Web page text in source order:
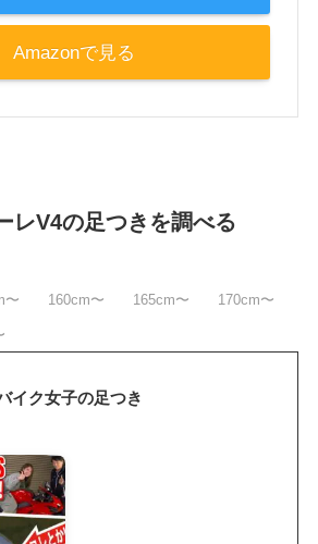
Amazonで見る
レV4の足つきを調べる
〜 160cm〜 165cm〜 170cm〜
イク女子の足つき